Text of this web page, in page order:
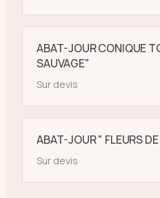
ABAT-JOUR CONIQUE
SAUVAGE"
Sur devis
ABAT-JOUR " FLEURS DE
Sur devis